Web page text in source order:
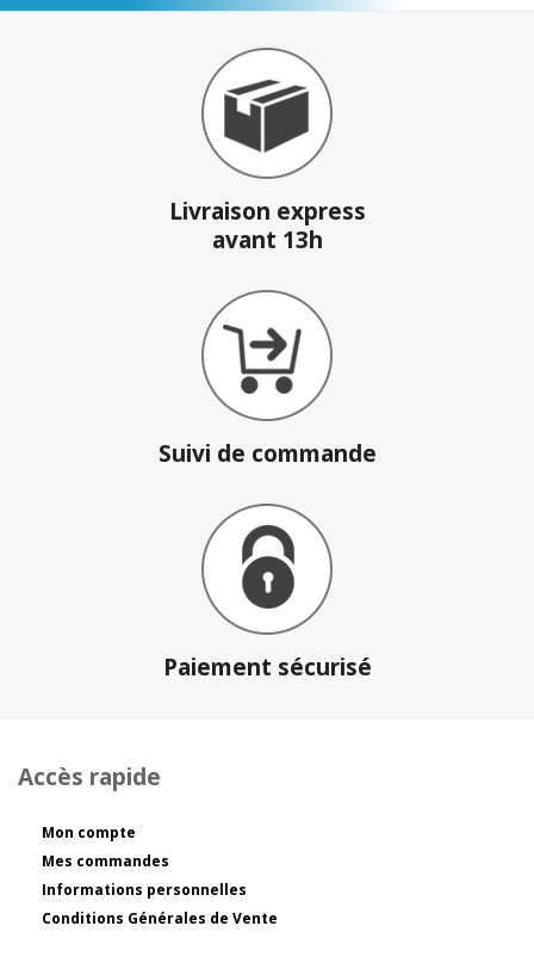
Livraison express
avant 13h
Suivi de commande
Paiement sécurisé
Accès rapide
Mon compte
Mes commandes
Informations personnelles
Conditions Générales de Vente